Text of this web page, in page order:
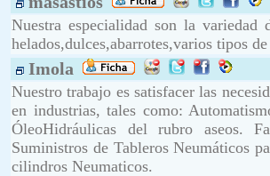
Nuestra especialidad son la variedad
helados,dulces,abarrotes,varios tipos
Imola
Nuestro trabajo es satisfacer las
en industrias, tales como:
ÓleoHidráulicas del rubro aseos.
Suministros de Tableros Neumáticos
cilindros Neumaticos.